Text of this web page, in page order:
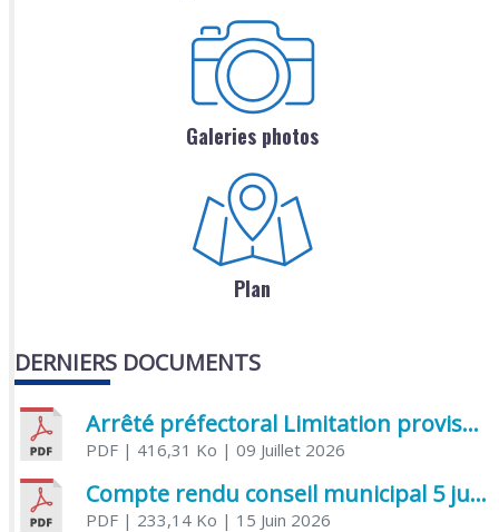
Galeries photos
Plan
DERNIERS DOCUMENTS
Arrêté préfectoral Limitation provisoire des usages de l’eau
PDF| 416,31 Ko | 09 Juillet 2026
Compte rendu conseil municipal 5 juin 2026 sénatoriale
PDF| 233,14 Ko | 15 Juin 2026